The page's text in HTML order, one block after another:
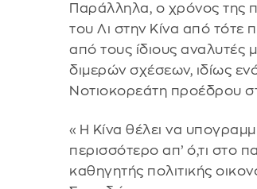
Παράλληλα, ο χρόνος της
του Λι στην Κίνα από τότε
από τους ίδιους αναλυτές
διμερών σχέσεων, ιδίως
Νοτιοκορεάτη προέδρου
«Η Κίνα θέλει να
περισσότερο απ’ ό,τι στο
καθηγητής πολιτικής